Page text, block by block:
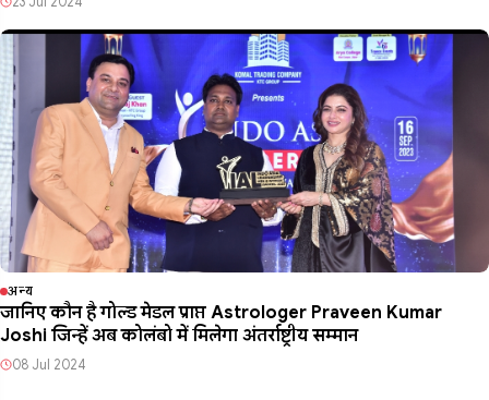
अन्य
जानिए कौन है गोल्ड मेडल प्राप्त Astrologer Praveen Kumar
Joshi जिन्हें अब कोलंबो में मिलेगा अंतर्राष्ट्रीय सम्मान
08 Jul 2024